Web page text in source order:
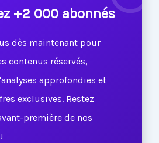
+2 000 abonnés
dès maintenant pour
contenus réservés,
approfondies et
exclusives. Restez
première de nos